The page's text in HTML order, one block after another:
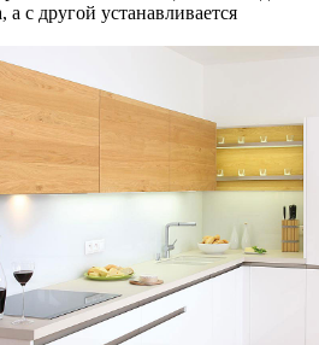
с другой устанавливается